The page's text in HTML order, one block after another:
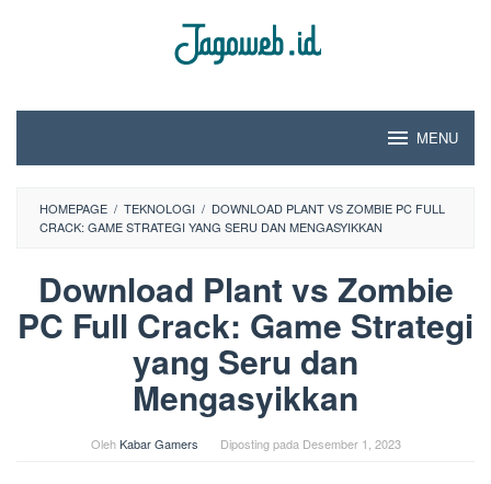
MENU
HOMEPAGE / TEKNOLOGI / DOWNLOAD PLANT VS ZOMBIE PC FULL
CRACK: GAME STRATEGI YANG SERU DAN MENGASYIKKAN
Download Plant vs Zombie
PC Full Crack: Game Strategi
yang Seru dan
Mengasyikkan
OlehKabar Gamers Diposting pada Desember 1, 2023